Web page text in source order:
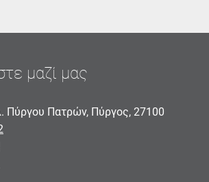
μαζί μας
Πύργου Πατρών, Πύργος, 27100